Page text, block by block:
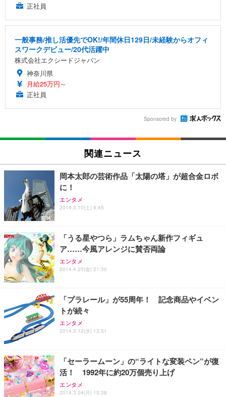
正社員
一般事務/推し活優先でOK!/年間休日129日/未経験からオフィ
スワークデビュー/20代活躍中
株式会社エクシードジャパン
神奈川県
月給25万円～
正社員
Sponsored by
関連ニュース
岡本太郎の芸術作品「太陽の塔」が超合金ロボ
に！
エンタメ
2014.5.10(土) 9:45
「うる星やつら」ラムちゃん新作フィギュ
ア……今風アレンジに賛否両論
エンタメ
2014.4.25(金) 21:30
「プラレール」が55周年！ 記念商品やイベン
トが続々
エンタメ
2014.3.12(水) 13:51
「セーラームーン」の“ライトな変装ペン”が復
活！ 1992年に約20万個売り上げ
エンタメ
2014.3.24(月) 15:38